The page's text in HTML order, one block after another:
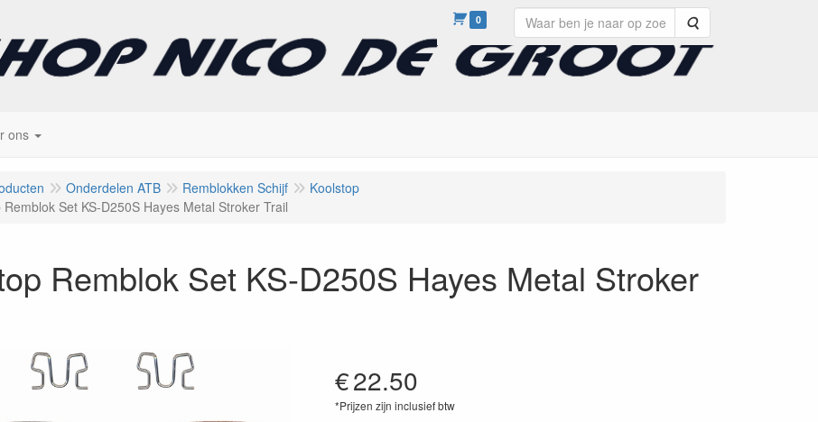
0 Zoeken
ons
Onderdelen ATB Remblokken Schijf
Koolstop
Remblok Set KS-D250S Hayes Metal Stroker Trail
Remblok Set KS-D250S Hayes Metal Stroker
€22.50
*Prijzen zijn inclusief btw